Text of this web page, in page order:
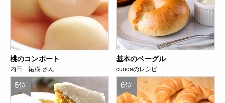
桃のコンポート
内田 祐樹 さん
基本のベーグル
cuocaのレシピ
5位 6位